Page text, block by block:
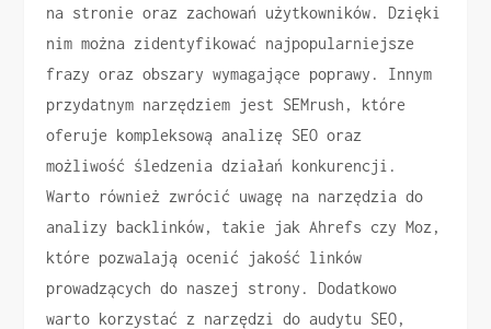
na stronie oraz zachowań użytkowników. Dzięki
nim można zidentyfikować najpopularniejsze
frazy oraz obszary wymagające poprawy. Innym
przydatnym narzędziem jest SEMrush, które
oferuje kompleksową analizę SEO oraz
możliwość śledzenia działań konkurencji.
Warto również zwrócić uwagę na narzędzia do
analizy backlinków, takie jak Ahrefs czy Moz,
które pozwalają ocenić jakość linków
prowadzących do naszej strony. Dodatkowo
warto korzystać z narzędzi do audytu SEO,